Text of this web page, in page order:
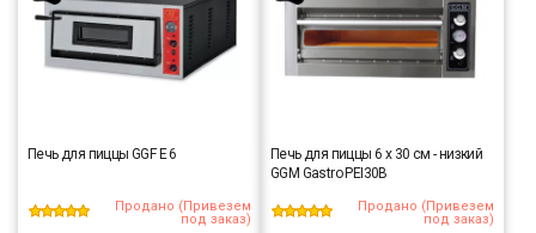
Печь для пиццы GGF E 6
Продано (Привезем
под заказ)
Печь для пиццы 6 x 30 см - низкий
GGM Gastro PEI30B
Продано (Привезем
под заказ)